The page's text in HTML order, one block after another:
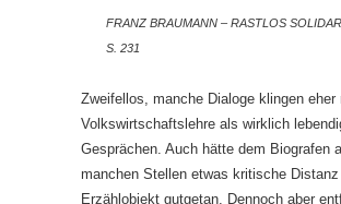
FRANZ BRAUMANN – RASTLOS
S. 231
Zweifellos, manche Dialoge klingen eher
Volkswirtschaftslehre als wirklich
Gesprächen. Auch hätte dem Biografen
manchen Stellen etwas kritische
Erzählobjekt gutgetan. Dennoch aber